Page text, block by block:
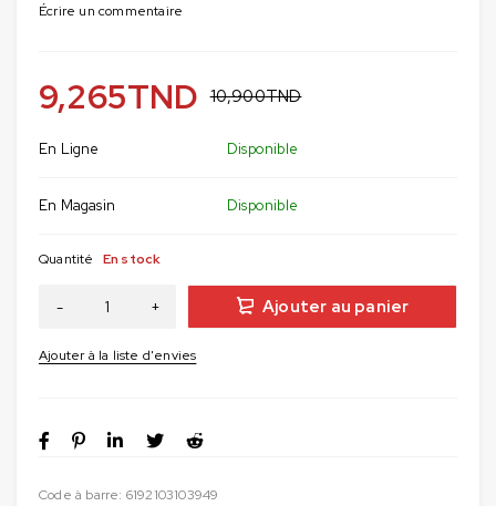
Écrire un commentaire
10,900TND
9,265TND
En Ligne Disponible
En Magasin Disponible
Quantité En stock
Ajouter au panier
Code à barre: 6192103103949